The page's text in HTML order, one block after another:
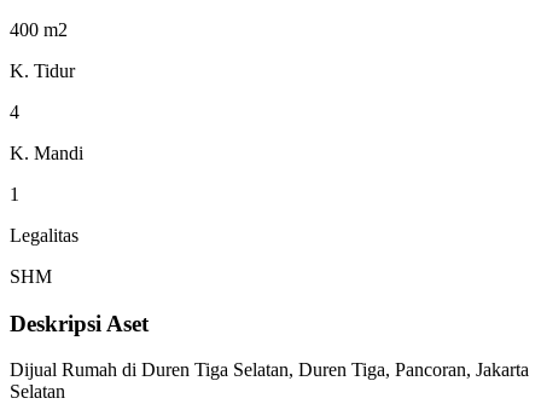
400 m2
K. Tidur
4
K. Mandi
1
Legalitas
SHM
Deskripsi Aset
Dijual Rumah di Duren Tiga Selatan, Duren Tiga, Pancoran, Jakarta
Selatan